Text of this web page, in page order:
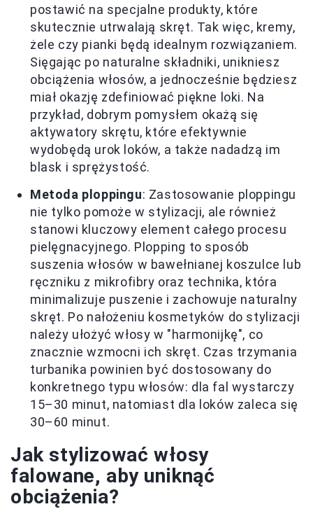
postawić na specjalne produkty, które
skutecznie utrwalają skręt. Tak więc, kremy,
żele czy pianki będą idealnym rozwiązaniem.
Sięgając po naturalne składniki, unikniesz
obciążenia włosów, a jednocześnie będziesz
miał okazję zdefiniować piękne loki. Na
przykład, dobrym pomysłem okażą się
aktywatory skrętu, które efektywnie
wydobędą urok loków, a także nadadzą im
blask i sprężystość.
Metoda ploppingu: Zastosowanie ploppingu
nie tylko pomoże w stylizacji, ale również
stanowi kluczowy element całego procesu
pielęgnacyjnego. Plopping to sposób
suszenia włosów w bawełnianej koszulce lub
ręczniku z mikrofibry oraz technika, która
minimalizuje puszenie i zachowuje naturalny
skręt. Po nałożeniu kosmetyków do stylizacji
należy ułożyć włosy w "harmonijkę", co
znacznie wzmocni ich skręt. Czas trzymania
turbanika powinien być dostosowany do
konkretnego typu włosów: dla fal wystarczy
15–30 minut, natomiast dla loków zaleca się
30–60 minut.
Jak stylizować włosy
falowane, aby uniknąć
obciążenia?